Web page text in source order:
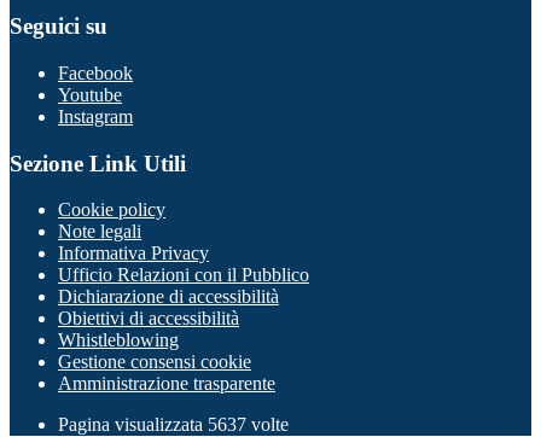
Seguici su
Facebook
Youtube
Instagram
Sezione Link Utili
Cookie policy
Note legali
Informativa Privacy
Ufficio Relazioni con il Pubblico
Dichiarazione di accessibilità
Obiettivi di accessibilità
Whistleblowing
Gestione consensi cookie
Amministrazione trasparente
Pagina visualizzata 5637 volte